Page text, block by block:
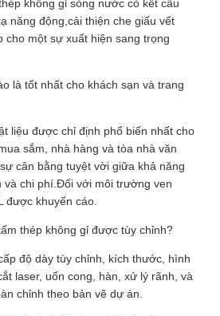
không gỉ sóng nước có kết cấu
năng động,cải thiện che giấu vết
cho một sự xuất hiện sang trọng
là tốt nhất cho khách sạn và trang
liệu được chỉ định phổ biến nhất cho
sắm, nhà hàng và tòa nhà văn
cân bằng tuyệt vời giữa khả năng
và chi phí.Đối với môi trường ven
được khuyến cáo.
thép không gỉ được tùy chỉnh?
độ dày tùy chỉnh, kích thước, hình
laser, uốn cong, hàn, xử lý rãnh, và
chỉnh theo bản vẽ dự án.